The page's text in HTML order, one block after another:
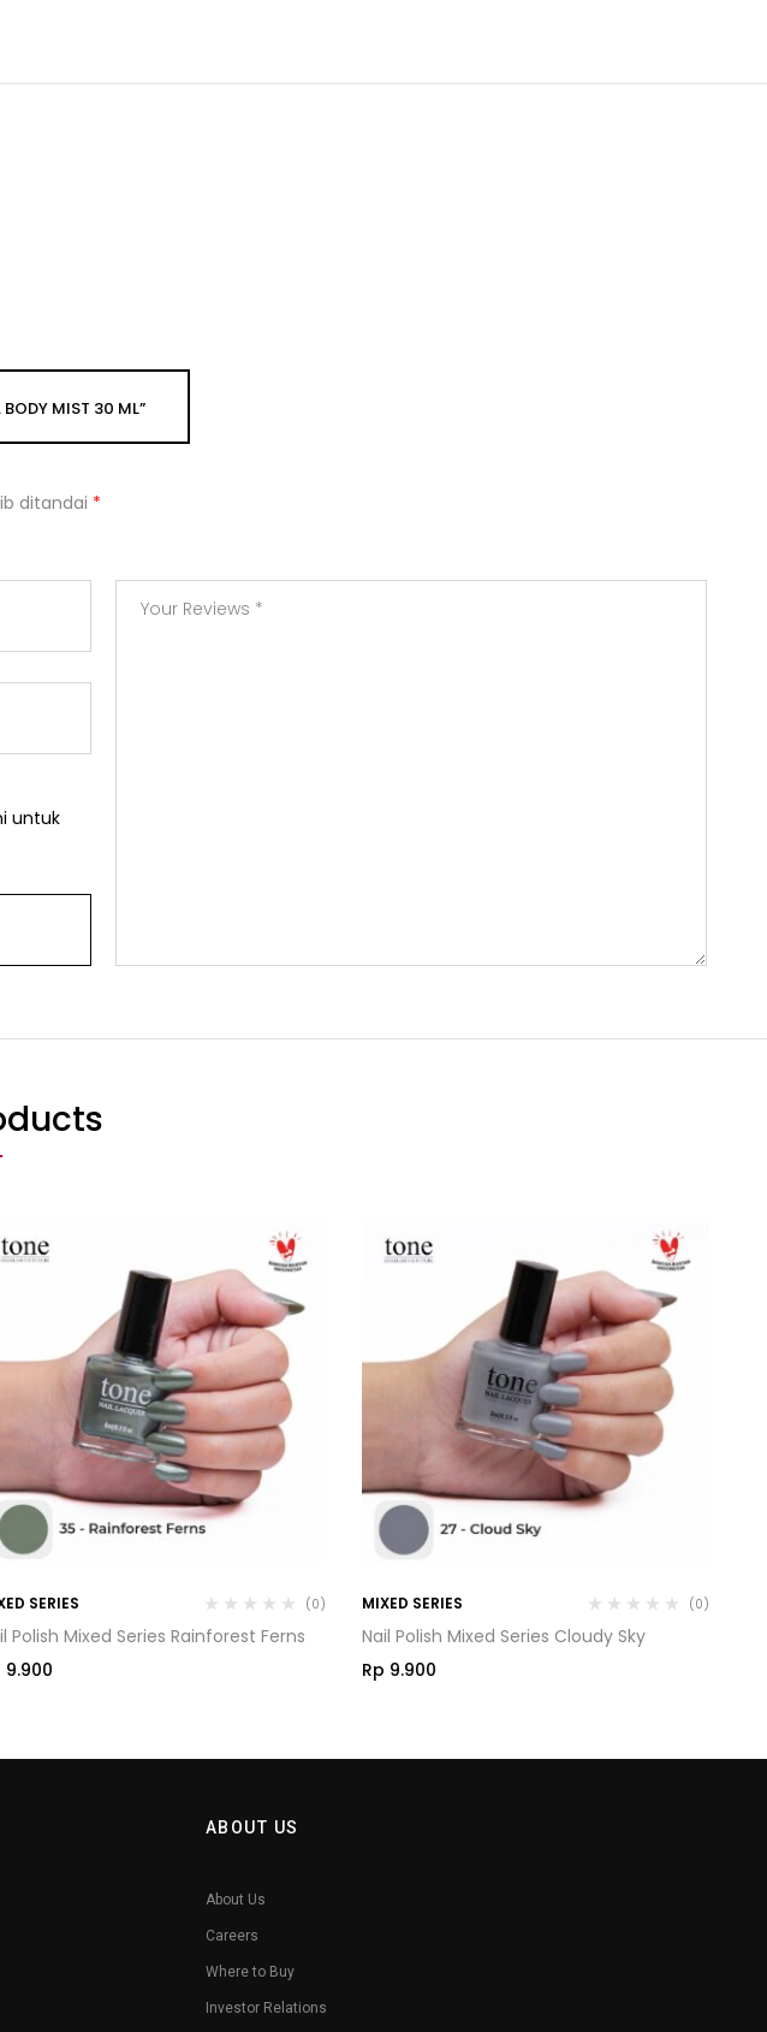
BODY MIST 30 ML”
ditandai *
untuk
SERIES (0)
Polish Mixed Series Rainforest Ferns
9.900
MIXED SERIES (0)
Nail Polish Mixed Series Cloudy Sky
Rp 9.900
ABOUT US
About Us
Careers
Where to Buy
Investor Relations